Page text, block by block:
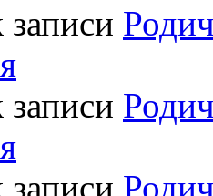
записи
записи
записи